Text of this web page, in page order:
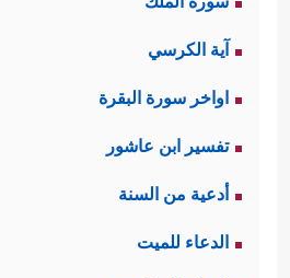
آية الكرسي
اواخر سورة البقرة
تفسير ابن عاشور
أدعية من السنة
الدعاء للميت